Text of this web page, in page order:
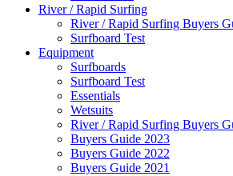
River / Rapid Surfing
River / Rapid Surfing Buyers
Surfboard Test
Equipment
Surfboards
Surfboard Test
Essentials
Wetsuits
River / Rapid Surfing Buyers
Buyers Guide 2023
Buyers Guide 2022
Buyers Guide 2021